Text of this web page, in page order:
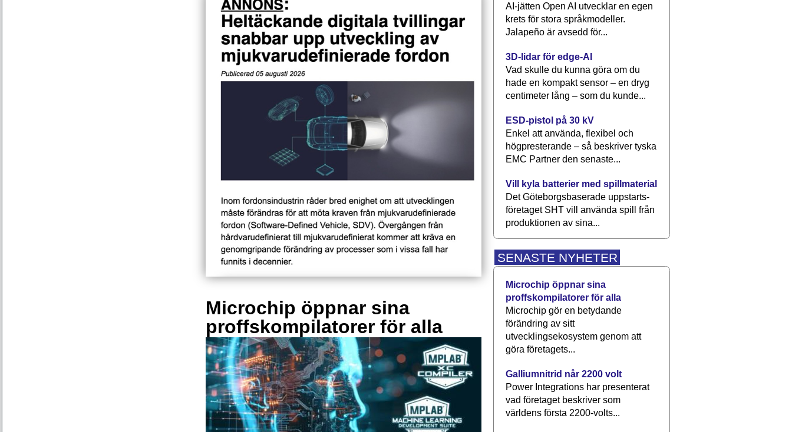
Microchip öppnar sina
proffskompilatorer för alla
AI-jätten Open AI utvecklar en egen
krets för stora språkmodeller.
Jalapeño är avsedd för...
3D-lidar för edge-AI
Vad skulle du kunna göra om du
hade en kompakt sensor – en dryg
centimeter lång – som du kunde...
ESD-pistol på 30 kV
Enkel att använda, flexibel och
högpresterande – så beskriver tyska
EMC Partner den senaste...
Vill kyla batterier med spillmaterial
Det Göteborgsbaserade upp­starts­
företaget SHT vill använda spill från
produktionen av sina...
SENASTE NYHETER
Microchip öppnar sina
proffskompilatorer för alla
Microchip gör en betydande
förändring av sitt
utvecklingsekosystem genom att
göra företagets...
Galliumnitrid når 2200 volt
Power Integrations har presenterat
vad företaget beskriver som
världens första 2200-volts...